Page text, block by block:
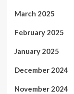
March 2025
February 2025
January 2025
December 2024
November 2024